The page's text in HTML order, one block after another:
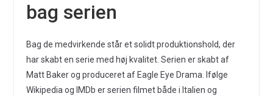
bag serien
Bag de medvirkende står et solidt produktionshold, der
har skabt en serie med høj kvalitet. Serien er skabt af
Matt Baker og produceret af Eagle Eye Drama. Ifølge
Wikipedia og IMDb er serien filmet både i Italien og